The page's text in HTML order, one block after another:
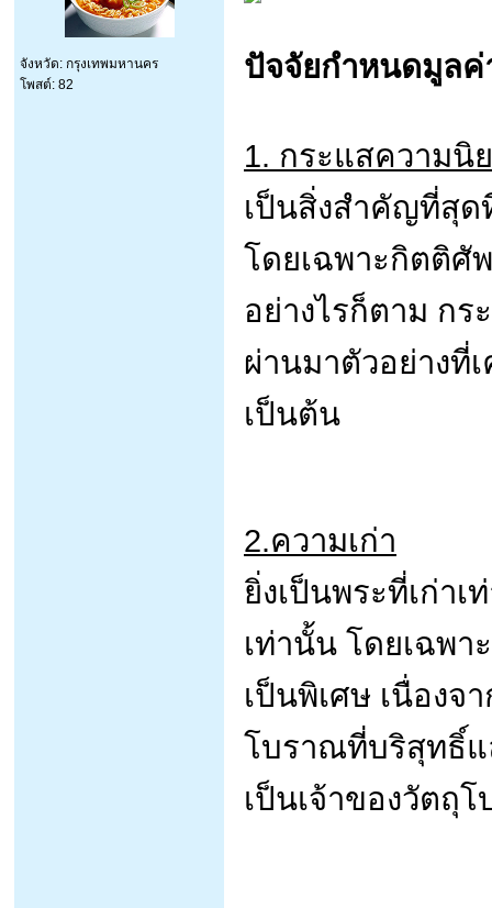
จังหวัด: กรุงเทพมหานคร
โพสต์: 82
ปัจจัยกำหนดมูลค่
1. กระแสความนิ
เป็นสิ่งสำคัญที่สุด
โดยเฉพาะกิตติศั
อย่างไรก็ตาม ก
ผ่านมาตัวอย่างที่
เป็นต้น
2.ความเก่า
ยิ่งเป็นพระที่เก่า
เท่านั้น โดยเฉพา
เป็นพิเศษ เนื่องจ
โบราณที่บริสุทธิ์แ
เป็นเจ้าของวัตถุ